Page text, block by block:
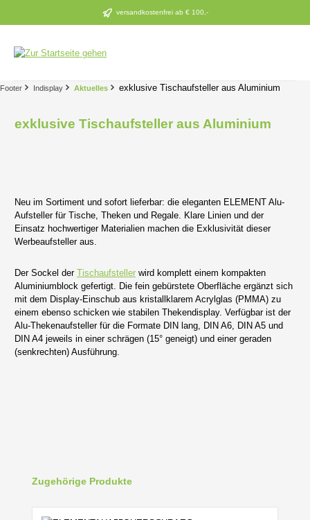
Zum Hauptinhalt springen versandkostenfrei ab € 100,-
Footer Indisplay Aktuelles exklusive Tischaufsteller aus Aluminium
exklusive Tischaufsteller aus Aluminium
Neu im Sortiment und sofort lieferbar: die eleganten ELEMENT Alu-
Aufsteller für Tische, Theken und Regale. Klare Linien und der
Einsatz hochwertiger Materialien machen die Exklusivität dieser
Werbeaufsteller aus.
Der Sockel der Tischaufsteller wird komplett einem kompakten
Aluminiumblock gefertigt. Die fein gebürstete Oberfläche ergänzt sich
mit dem Display-Einschub aus kristallklarem Acrylglas (PMMA) zu
einem ebenso schicken wie stabilen Thekendisplay. Verfügbar ist der
Alu-Thekenaufsteller für die Formate DIN lang, DIN A6, DIN A5 und
DIN A4 jeweils in einer schrägen (15° geneigt) und einer geraden
(senkrechten) Ausführung.
Produktgalerie überspringen
Zugehörige Produkte